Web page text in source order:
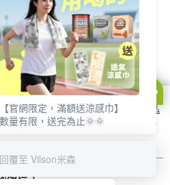
NT$213
NT$250
站排行
站使用 cookie 方式之詳情，及若您不希
腦的 cookie 設定，請參閱本網站「
隱私
本網站即表示您同意本公司得按本網站使
知道了
【官網限定，滿額送涼感巾】
數量有限，送完為止🌞🌞
回覆至 Vilson米森